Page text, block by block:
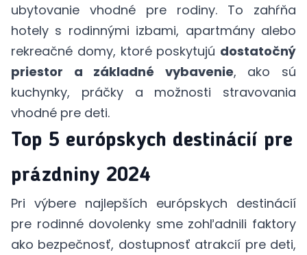
ubytovanie vhodné pre rodiny. To zahŕňa
hotely s rodinnými izbami, apartmány alebo
rekreačné domy, ktoré poskytujú dostatočný
priestor a základné vybavenie, ako sú
kuchynky, práčky a možnosti stravovania
vhodné pre deti.
Top 5 európskych destinácií pre
prázdniny 2024
Pri výbere najlepších európskych destinácií
pre rodinné dovolenky sme zohľadnili faktory
ako bezpečnosť, dostupnosť atrakcií pre deti,